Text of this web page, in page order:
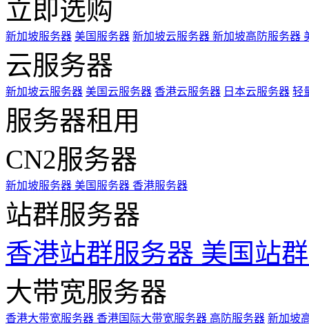
立即选购
新加坡服务器 美国服务器 新加坡云服务器 新加坡高防服务器
云服务器
新加坡云服务器 美国云服务器 香港云服务器 日本云服务器 轻
服务器租用
CN2服务器
新加坡服务器 美国服务器 香港服务器
站群服务器
香港站群服务器 美国站
大带宽服务器
香港大带宽服务器 香港国际大带宽服务器 高防服务器 新加坡